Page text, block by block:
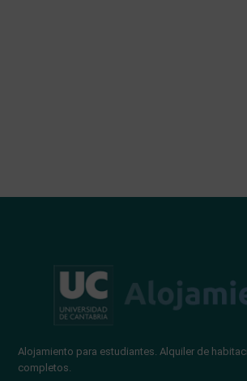
Alojamiento para estudiantes. Alquiler de
completos.